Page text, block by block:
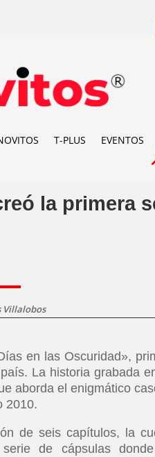
T-PLUS EVENTOS
la primera
Villalobos
en las Oscuridad»,
La historia grabada
aborda el enigmático
2010.
de seis capítulos, la
de cápsulas